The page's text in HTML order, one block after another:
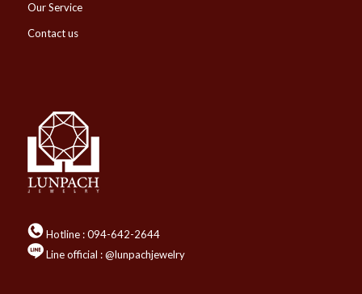
Our Service
Contact us
Hotline :094-642-2644
Line official : @lunpachjewelry